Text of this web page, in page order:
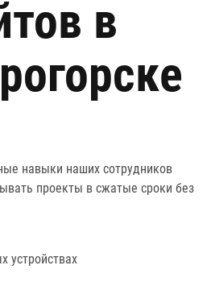
в
навыки наших сотрудников
проекты в сжатые сроки без
устройствах